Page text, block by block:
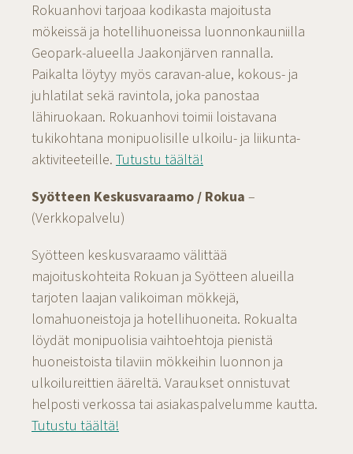
Rokuanhovi tarjoaa kodikasta majoitusta
mökeissä ja hotellihuoneissa luonnonkauniilla
Geopark-alueella Jaakonjärven rannalla.
Paikalta löytyy myös caravan-alue, kokous- ja
juhlatilat sekä ravintola, joka panostaa
lähiruokaan. Rokuanhovi toimii loistavana
tukikohtana monipuolisille ulkoilu- ja liikunta-
aktiviteeteille. Tutustu täältä!
Syötteen Keskusvaraamo / Rokua –
(Verkkopalvelu)
Syötteen keskusvaraamo välittää
majoituskohteita Rokuan ja Syötteen alueilla
tarjoten laajan valikoiman mökkejä,
lomahuoneistoja ja hotellihuoneita. Rokualta
löydät monipuolisia vaihtoehtoja pienistä
huoneistoista tilaviin mökkeihin luonnon ja
ulkoilureittien ääreltä. Varaukset onnistuvat
helposti verkossa tai asiakaspalvelumme kautta.
Tutustu täältä!